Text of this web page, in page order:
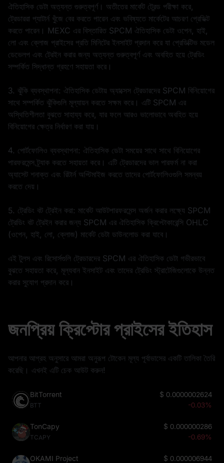
ঐতিহাসিক ডেটা অত্যন্ত গুরুত্বপূর্ণ। অতীতের মার্কেট ট্রেন্ড পরীক্ষা করে,
ট্রেডাররা প্যাটার্ন খুঁজে বের করতে পারেন এবং ভবিষ্যতে মার্কেটের আচরণ প্রেডিক্ট
করতে পারেন। MEXC এর বিস্তারিত SPCM ঐতিহাসিক ডেটা ওপেন, হাই,
লো এবং ক্লোজ প্রাইসের প্রতি মিনিটের ইনসাইট প্রদান করে যা প্রেডিক্টিভ মডেল
ডেভেলপ এবং ট্রেইন করার জন্য অত্যন্ত গুরুত্বপূর্ণ এবং অবহিত হয়ে ট্রেডিং
সম্পর্কিত সিদ্ধান্ত গ্রহণে সহায়তা করে।
3. ঝুঁকি ব্যবস্থাপনা: ঐতিহাসিক ডেটায় অ্যাক্সেস ট্রেডারদের SPCM বিনিয়োগের
সাথে সম্পর্কিত ঝুঁকিগুলি মূল্যায়ন করতে সক্ষম করে। এটি SPCM এর
অস্থিতিশীলতা বুঝতে সাহায্য করে, যার ফলে আরও ভালোভাবে অবহিত হয়ে
বিনিয়োগের ক্ষেত্র নির্ধারণ করা যায়।
4. পোর্টফোলিও ব্যবস্থাপনা: ঐতিহাসিক ডেটা সময়ের সাথে সাথে বিনিয়োগের
পারফরমেন্স ট্র্যাক করতে সহায়তা করে। এটি ট্রেডারদের ভাল পারফর্ম না করা
অ্যাসেট শনাক্ত এবং রিটার্ন অপ্টিমাইজ করতে তাদের পোর্টফোলিওগুলি সমন্বয়
করতে দেয়।
5. ট্রেডিং বট ট্রেইন করা: মার্কেট আউটপারফরমেন্স অর্জন করার লক্ষ্যে SPCM
ট্রেডিং বট ট্রেইন করার জন্য SPCM এর ঐতিহাসিক ক্রিপ্টোকারেন্সি OHLC
(ওপেন, হাই, লো, ক্লোজ) মার্কেট ডেটা ডাউনলোড করা যাবে।
এই টুলস এবং রিসোর্সগুলি ট্রেডারদের SPCM এর ঐতিহাসিক ডেটা গভীরভাবে
বুঝতে সহায়তা করে, মূল্যবান ইনসাইট এবং তাদের ট্রেডিং স্ট্রাটেজিগুলোকে উন্নত
করার সুযোগ প্রদান করে।
জনপ্রিয় ক্রিপ্টোর প্রাইসের ইতিহাস
আপনার আগ্রহ অনুসারে আমরা অনুরূপ টোকেন মূল্য পূর্বাভাসের একটি তালিকা তৈরি
করেছি। এখনই এটি চেক আউট করুন!
BitTorrent
BTT
$ 0.0000002624
-0.03%
TonCapy
TCAPY
$ 0.000000286
-0.69%
OKAMI Project $ 0.000006944